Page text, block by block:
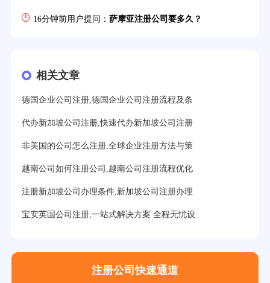
16分钟前用户提问： 萨摩亚注册公司要多久？
31分钟前用户提问： 在迪拜注册公司需要什么条件？
32分钟前用户提问：注册美国公司详细流程有？
35分钟前用户提问：怎么注册新加坡公司？
相关文章
德国企业公司注册,德国企业公司注册流程及条
代办新加坡公司注册,快速代办新加坡公司注册
非美国的公司怎么注册,全球企业注册方法与策
越南公司如何注册公司,越南公司注册流程优化
注册新加坡公司办理条件,新加坡公司注册办理
宝安英国公司注册,一站式解决方案 全程无忧设
注册公司快速通道